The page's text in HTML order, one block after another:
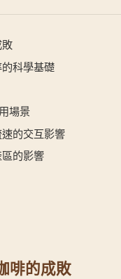
科學基礎
場景
的交互影響
的影響
啡的成敗